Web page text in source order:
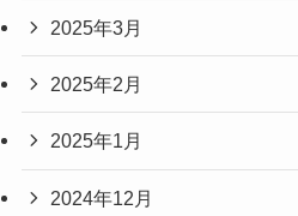
2025年3月
2025年2月
2025年1月
2024年12月